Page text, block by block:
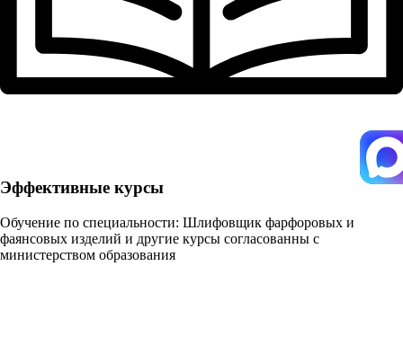
Эффективные курсы
Обучение по специальности: Шлифовщик фарфоровых и
фаянсовых изделий и другие курсы согласованны с
министерством образования